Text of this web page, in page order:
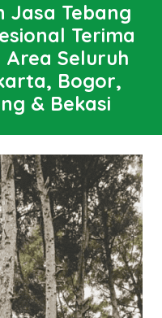
Jasa Tebang
Terima
Seluruh
Bogor,
& Bekasi